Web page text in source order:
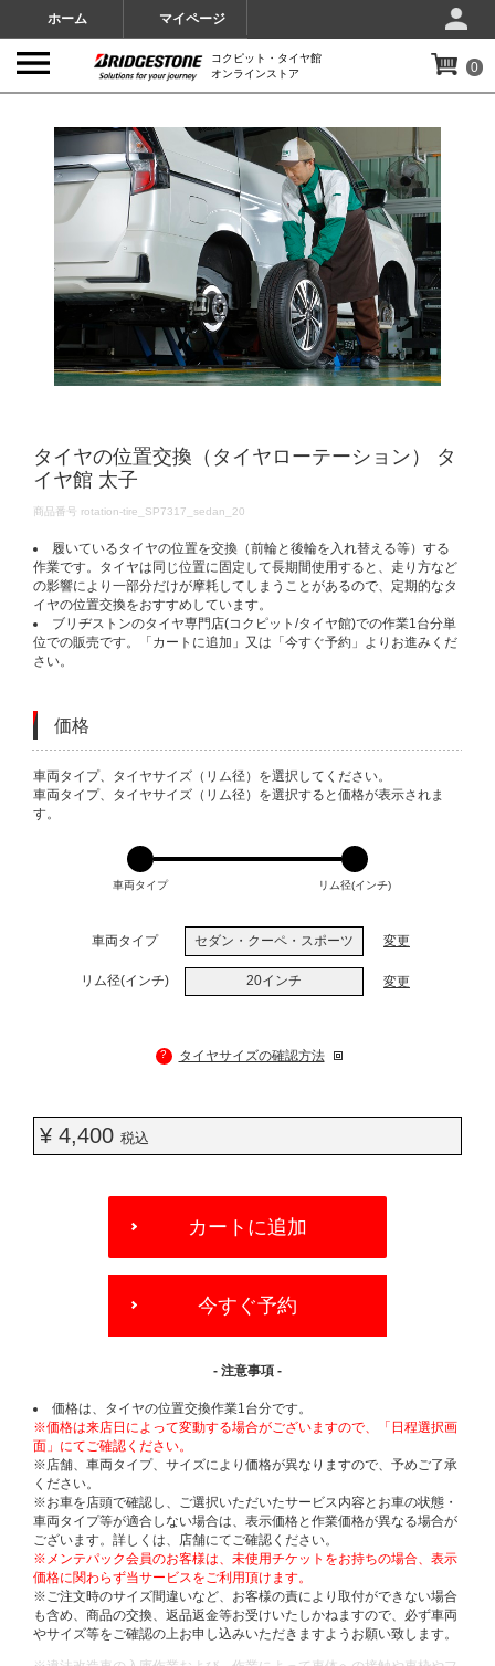
ホーム マイページ
コクピット・タイヤ館
オンラインストア
0
タイヤの位置交換（タイヤローテーション） タ
イヤ館 太子
DETAILS
商品番号 rotation-tire_SP7317_sedan_20
履いているタイヤの位置を交換（前輪と後輪を入れ替える等）する
作業です。タイヤは同じ位置に固定して長期間使用すると、走り方など
の影響により一部分だけが摩耗してしまうことがあるので、定期的なタ
イヤの位置交換をおすすめしています。
ブリヂストンのタイヤ専門店(コクピット/タイヤ館)での作業1台分単
位での販売です。「カートに追加」又は「今すぐ予約」よりお進みくだ
さい。
価格
VARIATIONS
車両タイプ、タイヤサイズ（リム径）を選択してください。
車両タイプ、タイヤサイズ（リム径）を選択すると価格が表示されま
す。
車両タイプ リム径(インチ)
車両タイプ セダン・クーペ・スポーツ 変更
リム径(インチ) 20インチ 変更
? タイヤサイズの確認方法
¥ 4,400 税込
OPTIONS
カートに追加
今すぐ予約
- 注意事項 -
価格は、タイヤの位置交換作業1台分です。
※価格は来店日によって変動する場合がございますので、「日程選択画
面」にてご確認ください。
※店舗、車両タイプ、サイズにより価格が異なりますので、予めご了承
ください。
※お車を店頭で確認し、ご選択いただいたサービス内容とお車の状態・
車両タイプ等が適合しない場合は、表示価格と作業価格が異なる場合が
ございます。詳しくは、店舗にてご確認ください。
※メンテパック会員のお客様は、未使用チケットをお持ちの場合、表示
価格に関わらず当サービスをご利用頂けます。
※ご注文時のサイズ間違いなど、お客様の責により取付ができない場合
も含め、商品の交換、返品返金等お受けいたしかねますので、必ず車両
やサイズ等をご確認の上お申し込みいただきますようお願い致します。